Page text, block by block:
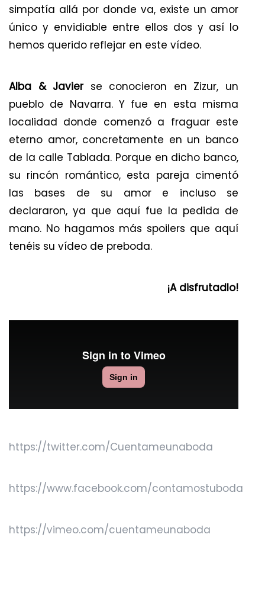
simpatía allá por donde va, existe un amor
único y envidiable entre ellos dos y así lo
hemos querido reflejar en este vídeo.
Alba & Javierse conocieron en Zizur, un
pueblo de Navarra. Y fue en esta misma
localidad donde comenzó a fraguar este
eterno amor, concretamente en un banco
de la calle Tablada. Porque en dicho banco,
su rincón romántico, esta pareja cimentó
las bases de su amor e incluso se
declararon, ya que aquí fue la pedida de
mano. No hagamos más spoilers que aquí
tenéis su vídeo de preboda.
¡A disfrutadlo!
https://twitter.com/Cuentameunaboda
https://www.facebook.com/contamostuboda
https://vimeo.com/cuentameunaboda